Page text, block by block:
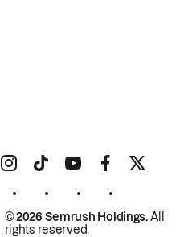
© 2026 Semrush Holdings.All
rights reserved.